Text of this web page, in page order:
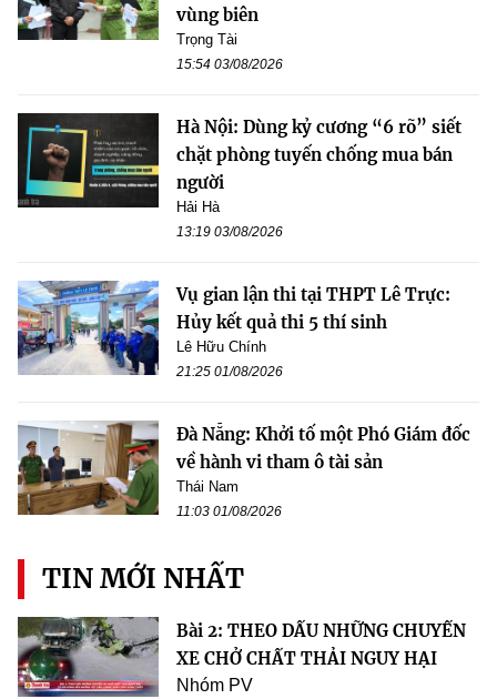
vùng biên
Trọng Tài
15:54 03/08/2026
Hà Nội: Dùng kỷ cương “6 rõ” siết
chặt phòng tuyến chống mua bán
người
Hải Hà
13:19 03/08/2026
Vụ gian lận thi tại THPT Lê Trực:
Hủy kết quả thi 5 thí sinh
Lê Hữu Chính
21:25 01/08/2026
Đà Nẵng: Khởi tố một Phó Giám đốc
về hành vi tham ô tài sản
Thái Nam
11:03 01/08/2026
TIN MỚI NHẤT
Bài 2: THEO DẤU NHỮNG CHUYẾN
XE CHỞ CHẤT THẢI NGUY HẠI
Nhóm PV